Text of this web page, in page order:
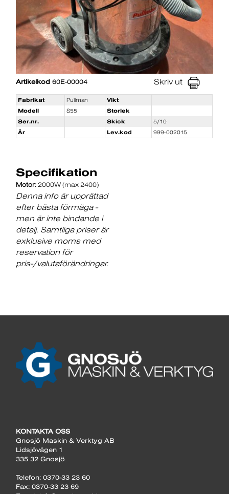
Artikelkod 60E-00004 Skriv ut
Fabrikat Pullman
Vikt
Modell
S55
Storlek
Ser.nr.
Skick
5/10
År
Lev.kod 999-002015
Specifikation
Motor: 2000W (max 2400)
Denna info är upprättad
efter bästa förmåga -
men är inte bindande i
detalj. Samtliga priser är
exklusive moms med
reservation för
pris-/valutaförändringar.
KONTAKTA OSS
Gnosjö Maskin & Verktyg AB
Lidsjövägen 1
335 32 Gnosjö
Telefon: 0370-33 23 60
Fax: 0370-33 23 69